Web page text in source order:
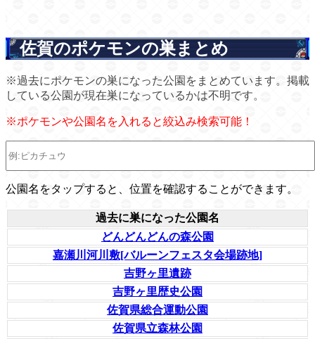
佐賀のポケモンの巣まとめ
※過去にポケモンの巣になった公園をまとめています。掲載
している公園が現在巣になっているかは不明です。
※ポケモンや公園名を入れると絞込み検索可能！
公園名をタップすると、位置を確認することができます。
過去に巣になった公園名
どんどんどんの森公園
嘉瀬川河川敷[バルーンフェスタ会場跡地]
吉野ヶ里遺跡
吉野ヶ里歴史公園
佐賀県総合運動公園
佐賀県立森林公園